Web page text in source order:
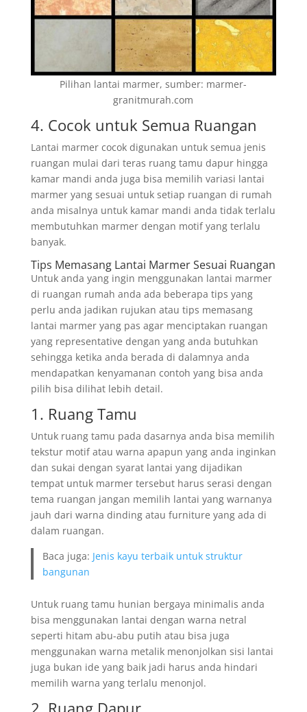
Pilihan lantai marmer, sumber: marmer-
granitmurah.com
4. Cocok untuk Semua Ruangan
Lantai marmer cocok digunakan untuk semua jenis
ruangan mulai dari teras ruang tamu dapur hingga
kamar mandi anda juga bisa memilih variasi lantai
marmer yang sesuai untuk setiap ruangan di rumah
anda misalnya untuk kamar mandi anda tidak terlalu
membutuhkan marmer dengan motif yang terlalu
banyak.
Tips Memasang Lantai Marmer Sesuai Ruangan
Untuk anda yang ingin menggunakan lantai marmer
di ruangan rumah anda ada beberapa tips yang
perlu anda jadikan rujukan atau tips memasang
lantai marmer yang pas agar menciptakan ruangan
yang representative dengan yang anda butuhkan
sehingga ketika anda berada di dalamnya anda
mendapatkan kenyamanan contoh yang bisa anda
pilih bisa dilihat lebih detail.
1. Ruang Tamu
Untuk ruang tamu pada dasarnya anda bisa memilih
tekstur motif atau warna apapun yang anda inginkan
dan sukai dengan syarat lantai yang dijadikan
tempat untuk marmer tersebut harus serasi dengan
tema ruangan jangan memilih lantai yang warnanya
jauh dari warna dinding atau furniture yang ada di
dalam ruangan.
Baca juga: Jenis kayu terbaik untuk struktur
bangunan
Untuk ruang tamu hunian bergaya minimalis anda
bisa menggunakan lantai dengan warna netral
seperti hitam abu-abu putih atau bisa juga
menggunakan warna metalik menonjolkan sisi lantai
juga bukan ide yang baik jadi harus anda hindari
memilih warna yang terlalu menonjol.
2. Ruang Dapur